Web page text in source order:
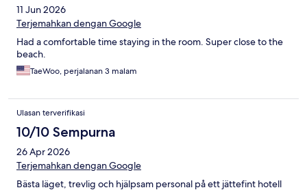
11 Jun 2026
Terjemahkan dengan Google
Had a comfortable time staying in the room. Super close to the
beach.
TaeWoo, perjalanan 3 malam
Ulasan terverifikasi
10/10 Sempurna
26 Apr 2026
Terjemahkan dengan Google
Bästa läget, trevlig och hjälpsam personal på ett jättefint hotell